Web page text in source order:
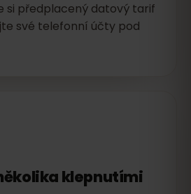
si předplacený datový tarif
své telefonní účty pod
klepnutími